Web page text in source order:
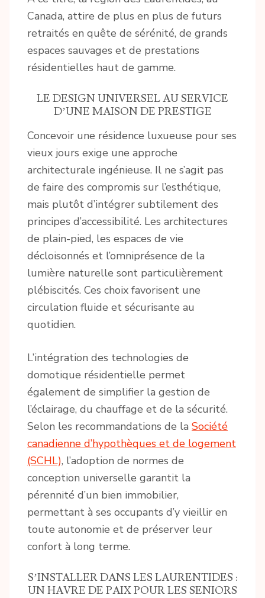
Canada, attire de plus en plus de futurs
retraités en quête de sérénité, de grands
espaces sauvages et de prestations
résidentielles haut de gamme.
LE DESIGN UNIVERSEL AU SERVICE
D’UNE MAISON DE PRESTIGE
Concevoir une résidence luxueuse pour ses
vieux jours exige une approche
architecturale ingénieuse. Il ne s’agit pas
de faire des compromis sur l’esthétique,
mais plutôt d’intégrer subtilement des
principes d’accessibilité. Les architectures
de plain-pied, les espaces de vie
décloisonnés et l’omniprésence de la
lumière naturelle sont particulièrement
plébiscités. Ces choix favorisent une
circulation fluide et sécurisante au
quotidien.
L’intégration des technologies de
domotique résidentielle permet
également de simplifier la gestion de
l’éclairage, du chauffage et de la sécurité.
Selon les recommandations de la Société
canadienne d’hypothèques et de logement
(SCHL), l’adoption de normes de
conception universelle garantit la
pérennité d’un bien immobilier,
permettant à ses occupants d’y vieillir en
toute autonomie et de préserver leur
confort à long terme.
S’INSTALLER DANS LES LAURENTIDES :
UN HAVRE DE PAIX POUR LES SENIORS